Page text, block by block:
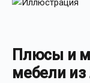
Плюсы и
мебели